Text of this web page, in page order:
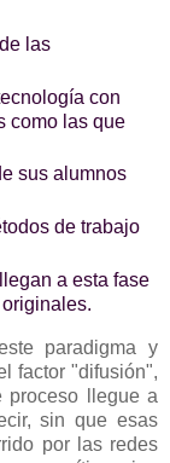
las
con
como las que
sus alumnos
de trabajo
a esta fase
paradigma y
factor "difusión",
llegue a
sin que esas
por las redes